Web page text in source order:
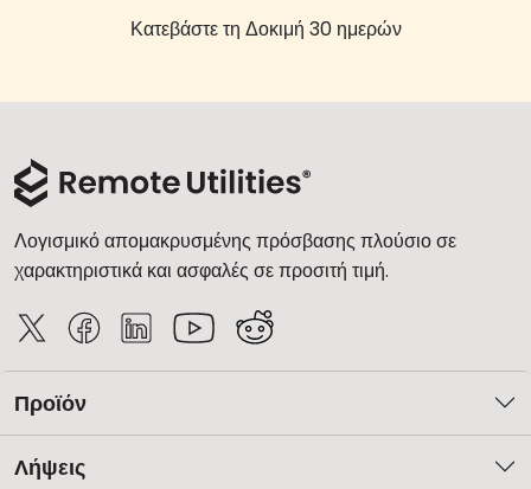
Κατεβάστε τη Δοκιμή 30 ημερών
Λογισμικό απομακρυσμένης πρόσβασης πλούσιο σε
χαρακτηριστικά και ασφαλές σε προσιτή τιμή.
Προϊόν
Λήψεις